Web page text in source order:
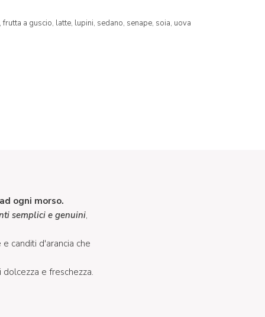
frutta a guscio, latte, lupini, sedano, senape, soia, uova
ogni morso.
semplici e genuini,
canditi d'arancia che
e freschezza.